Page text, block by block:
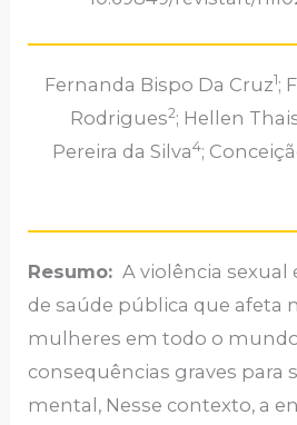
Fernanda Bispo Da Cruz1;
Rodrigues2; Hellen
Pereira da Silva4;
Resumo: A violência
de saúde pública que afeta
mulheres em todo o
consequências graves para
mental, Nesse contexto, a